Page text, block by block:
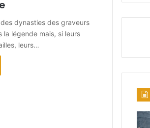
dynasties des graveurs
la légende mais, si leurs
leurs…